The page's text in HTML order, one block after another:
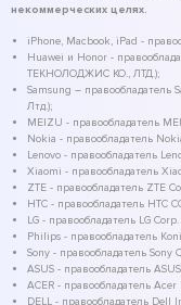
некоммерческих целях.
iPhone, Macbook, iPad -
Huawei и Honor -
ТЕКНОЛОДЖИС КО., ЛТД.);
Samsung – правообладатель
Лтд.);
MEIZU - правообладатель
Nokia - правообладатель
Lenovo - правообладатель
Xiaomi - правообладатель
ZTE - правообладатель ZTE
HTC - правообладатель
LG - правообладатель LG
Philips - правообладатель
Sony - правообладатель
ASUS - правообладатель
ACER - правообладатель
DELL - правообладатель Dell